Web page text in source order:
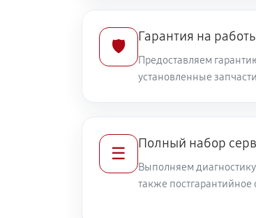
🛡️
Гарантия на
Предоставляем
установленные
☰
Полный набор
Выполняем
также